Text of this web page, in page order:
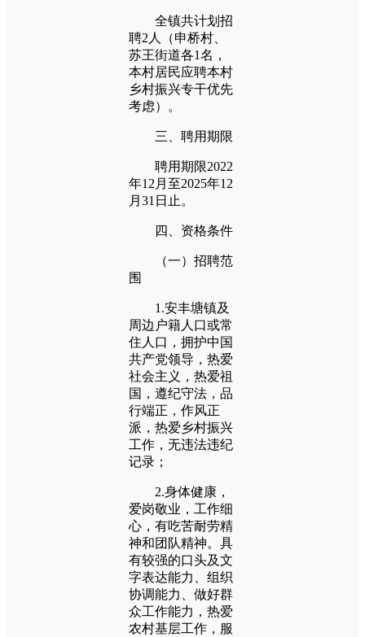
全镇共计划招
聘2人（申桥村、
苏王街道各1名，
本村居民应聘本村
乡村振兴专干优先
考虑）。
三、聘用期限
聘用期限2022
年12月至2025年12
月31日止。
四、资格条件
（一）招聘范
围
1.安丰塘镇及
周边户籍人口或常
住人口，拥护中国
共产党领导，热爱
社会主义，热爱祖
国，遵纪守法，品
行端正，作风正
派，热爱乡村振兴
工作，无违法违纪
记录；
2.身体健康，
爱岗敬业，工作细
心，有吃苦耐劳精
神和团队精神。具
有较强的口头及文
字表达能力、组织
协调能力、做好群
众工作能力，热爱
农村基层工作，服